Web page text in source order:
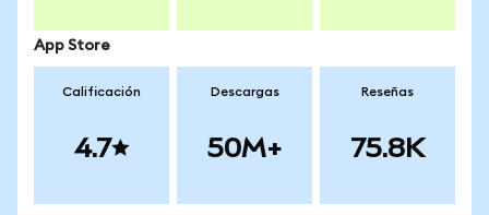
App Store
Calificación
4.7
Descargas
50M+
Reseñas
75.8K